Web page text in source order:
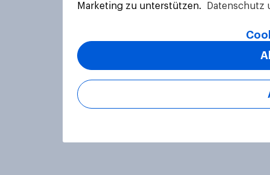
Marketing zu unterstützen.
Datenschutz